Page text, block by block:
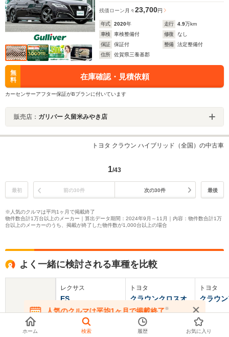
残価ローン 月々23,700円
年式 2020年 走行 4.9万km
車検
車検整備付 修復
なし
保証
保証付 整備
法定整備付
住所
佐賀県三養基郡
無
料
在庫確認・見積依頼
カーセンサーアフター保証がBプランに付いています
販売店： ガリバー 久留米みやき店
トヨタ クラウン ハイブリッド（全国）の中古車
1/43
最初 前の30件 次の30件 最後
※人気のクルマは平均1ヶ月で掲載終了
物件数合計1万台以上のメーカー｜算出データ期間：2024年9月～11月｜内容：物件数合計1万
台以上のメーカーのうち、掲載が終了した物件数が1,000台以上の場合
よく一緒に検討される車種を比較
基本情報
レクサス
ES
トヨタ
クラウンクロスオ
ーバー
トヨタ
クラウ
人気のクルマは平均1ヶ月で掲載終了※
在庫が無くなる前にお問い合わせください
ホーム 検索 履歴 お気に入り